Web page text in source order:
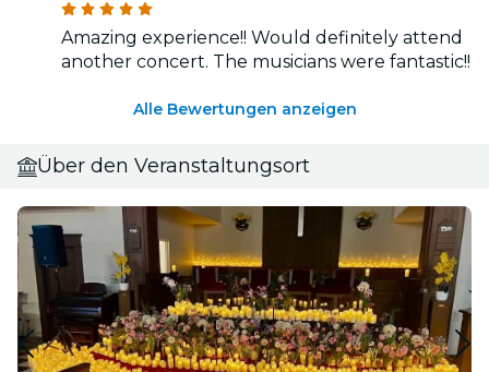
Amazing experience!! Would definitely attend
another concert. The musicians were fantastic!!
Alle Bewertungen anzeigen
Über den Veranstaltungsort